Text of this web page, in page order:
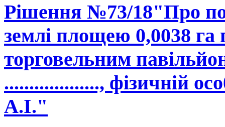
Рішення №73/18"Про
землі площею 0,0038 га
торговельним
..................., фізичній
А.І."